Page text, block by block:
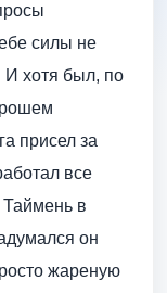
силы не
И хотя был, по
присел за
все
Таймень в
он
жареную